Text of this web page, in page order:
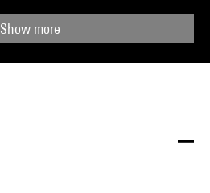
Show more